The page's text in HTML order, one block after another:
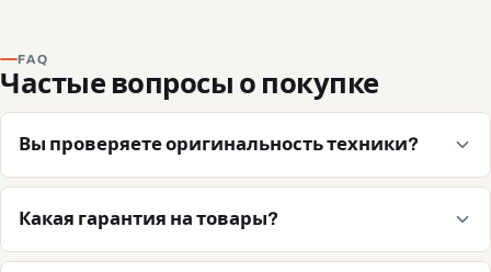
FAQ
Частые вопросы о покупке
Вы проверяете оригинальность техники?
Какая гарантия на товары?